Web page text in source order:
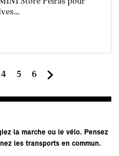
Page
4 Page
5 Page
6
la marche ou le vélo. Pensez
les transports en commun.